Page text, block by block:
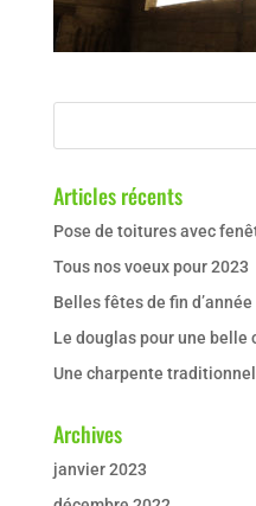
Articles récents
Pose de toitures avec
Tous nos voeux pour 2023
Belles fêtes de fin d’année
Le douglas pour une
Une charpente
Archives
janvier 2023